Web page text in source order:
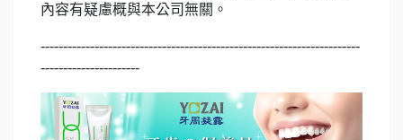
內容有疑慮概與本公司無關。
-----------------------------------------------------------------------
----------------------